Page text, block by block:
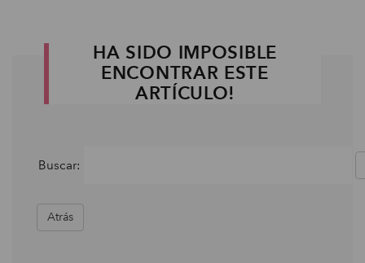
HA SIDO IMPOSIBLE
ENCONTRAR ESTE
ARTÍCULO!
Buscar:
Atrás